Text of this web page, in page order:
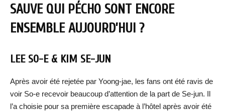
SAUVE QUI PÉCHO SONT ENCORE
ENSEMBLE AUJOURD’HUI ?
LEE SO-E& KIM SE-JUN
Après avoir été rejetée par Yoong-jae, les fans ont été ravis de
voir So-e recevoir beaucoup d’attention de la part de Se-jun. Il
l’a choisie pour sa première escapade à l’hôtel après avoir été